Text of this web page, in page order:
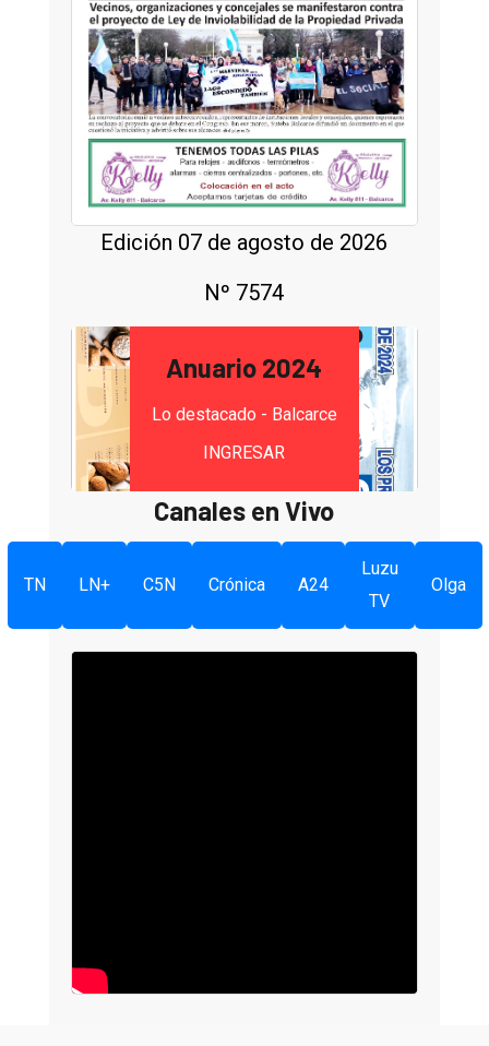
Edición 07 de agosto de 2026
Nº 7574
Anuario 2024
Lo destacado - Balcarce
INGRESAR
Canales en Vivo
TN LN+ C5N Crónica A24
Luzu
TV
Olga